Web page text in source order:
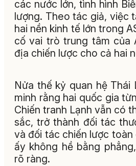
các nước lớn, tình hình
lượng. Theo tác giả, việc
hai nền kinh tế lớn trong
cố vai trò trung tâm của
địa chiến lược cho cả hai
Nửa thế kỷ quan hệ Thái
minh rằng hai quốc gia
Chiến tranh Lạnh vẫn có
sắc, trở thành đối tác
và đối tác chiến lược
ấy không hề bằng
rõ ràng.